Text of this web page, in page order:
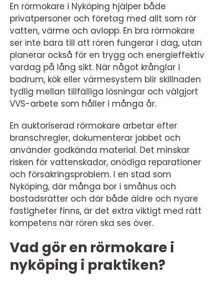
En rörmokare i Nyköping hjälper både
privatpersoner och företag med allt som rör
vatten, värme och avlopp. En bra rörmokare
ser inte bara till att rören fungerar i dag, utan
planerar också för en trygg och energieffektiv
vardag på lång sikt. När något krånglar i
badrum, kök eller värmesystem blir skillnaden
tydlig mellan tillfälliga lösningar och välgjort
VVS-arbete som håller i många år.
En auktoriserad rörmokare arbetar efter
branschregler, dokumenterar jobbet och
använder godkända material. Det minskar
risken för vattenskador, onödiga reparationer
och försäkringsproblem. I en stad som
Nyköping, där många bor i småhus och
bostadsrätter och där både äldre och nyare
fastigheter finns, är det extra viktigt med rätt
kompetens när rören ska ses över.
Vad gör en rörmokare i
nyköping i praktiken?